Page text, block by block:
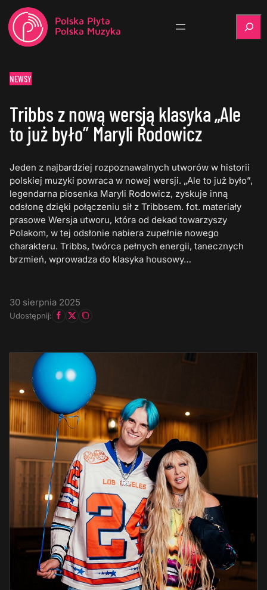
NEWSY
Tribbs z nową wersją klasyka „Ale
to już było” Maryli Rodowicz
Jeden z najbardziej rozpoznawalnych utworów w historii
polskiej muzyki powraca w nowej wersji. „Ale to już było”,
legendarna piosenka Maryli Rodowicz, zyskuje inną
odsłonę dzięki połączeniu sił z Tribbsem. fot. materiały
prasowe Wersja utworu, która od dekad towarzyszy
Polakom, w tej odsłonie nabiera zupełnie nowego
charakteru. Tribbs, twórca pełnych energii, tanecznych
brzmień, wprowadza do klasyka housowy…
30 sierpnia 2025
Udostępnij: